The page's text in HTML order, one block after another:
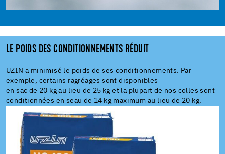
LE POIDS DES CONDITIONNEMENTS RÉDUIT
UZIN a minimisé le poids de ses conditionnements. Par
exemple, certains ragréages sont disponibles
en sac de 20 kg au lieu de 25 kg et la plupart de nos colles sont
conditionnées en seau de 14 kg maximum au lieu de 20 kg.